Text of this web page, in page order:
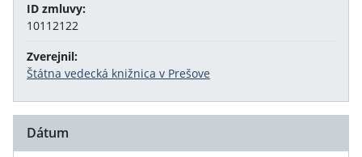
ID zmluvy:
10112122
Zverejnil:
Štátna vedecká knižnica v Prešove
Dátum